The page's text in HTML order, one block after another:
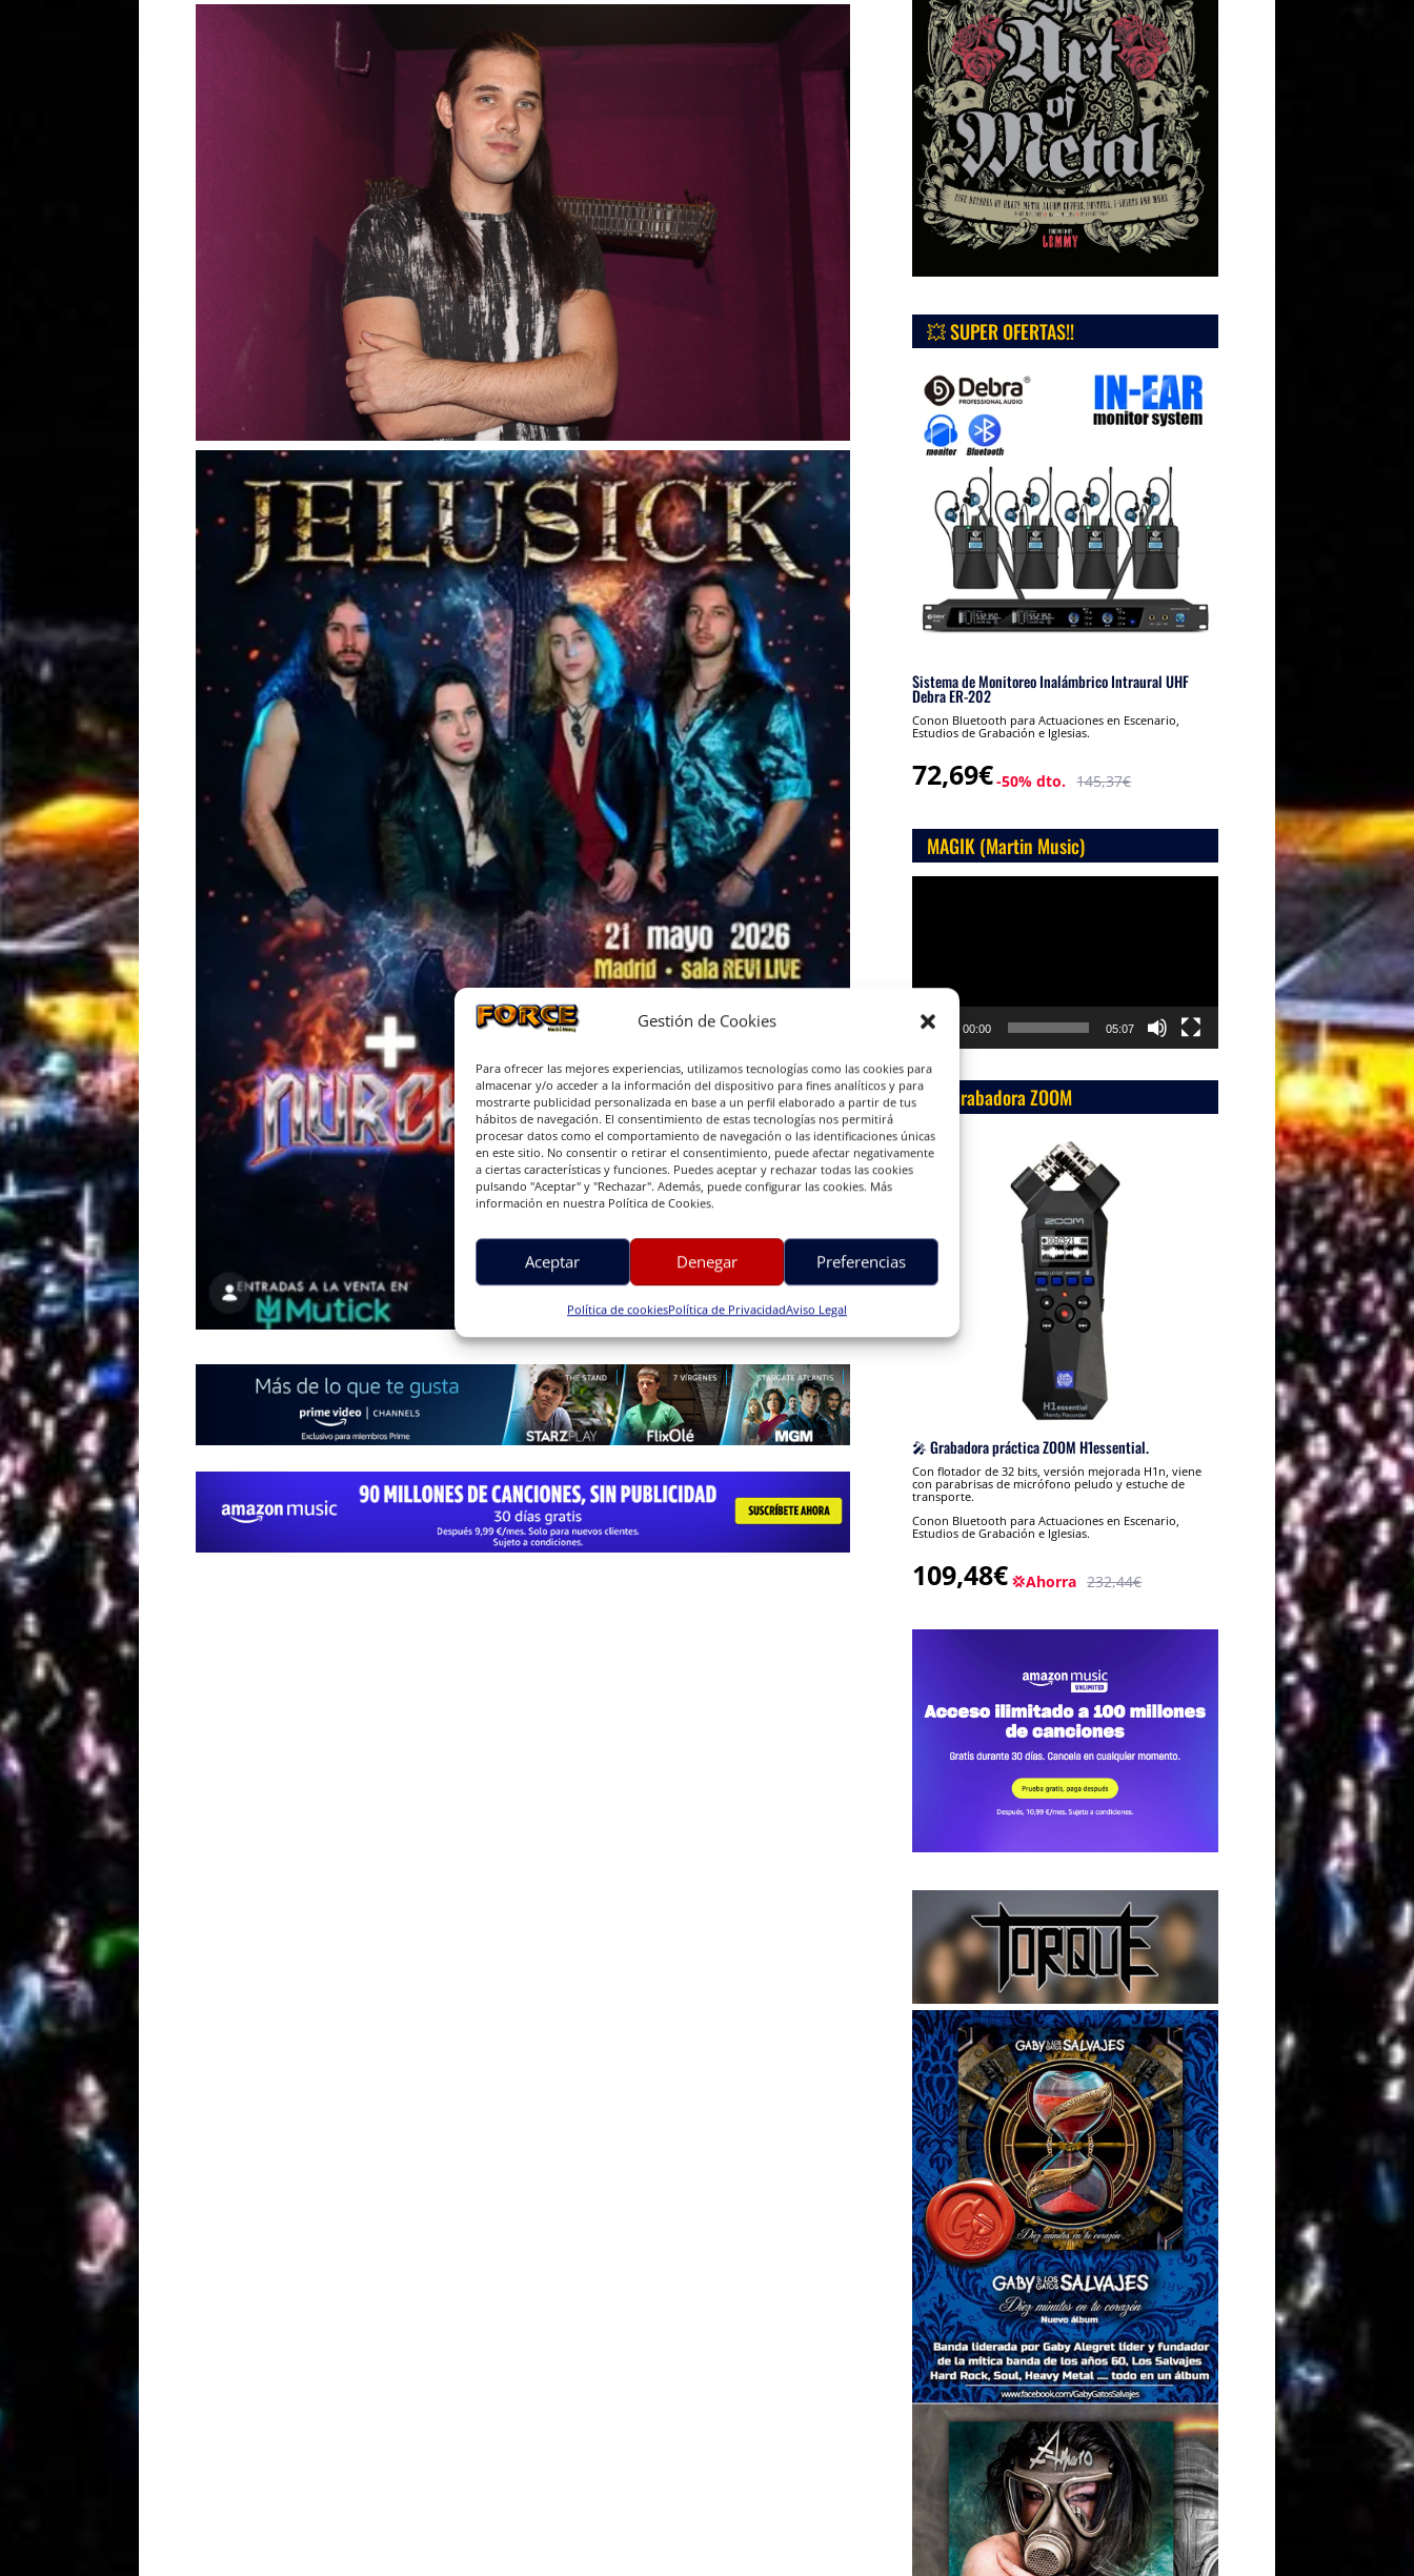
Gestión de Cookies
Para ofrecer las mejores experiencias, utilizamos tecnologías como las cookies para
almacenar y/o acceder a la información del dispositivo para fines analíticos y para
mostrarte publicidad personalizada en base a un perfil elaborado a partir de tus
hábitos de navegación. El consentimiento de estas tecnologías nos permitirá
procesar datos como el comportamiento de navegación o las identificaciones únicas
en este sitio. No consentir o retirar el consentimiento, puede afectar negativamente
a ciertas características y funciones. Puedes aceptar y rechazar todas las cookies
pulsando "Aceptar" y "Rechazar". Además, puede configurar las cookies. Más
información en nuestra Política de Cookies.
Aceptar Denegar Preferencias
Política de cookiesPolítica de PrivacidadAviso Legal
💥 SUPER OFERTAS!!
Sistema de Monitoreo Inalámbrico Intraural UHF
Debra ER-202
Conon Bluetooth para Actuaciones en Escenario,
Estudios de Grabación e Iglesias.
72,69€-50% dto. 145,37€
MAGIK (Martin Music)
00:00 05:07
💥 Grabadora ZOOM
🎤 Grabadora práctica ZOOM H1essential.
Con flotador de 32 bits, versión mejorada H1n, viene
con parabrisas de micrófono peludo y estuche de
transporte.
Conon Bluetooth para Actuaciones en Escenario,
Estudios de Grabación e Iglesias.
109,48€ 💢Ahorra 232,44€